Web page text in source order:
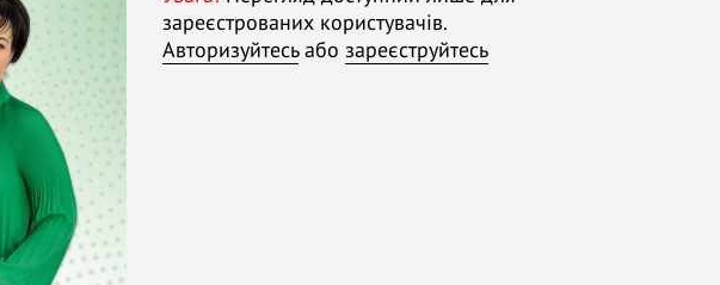
зареєстрованих користувачів.
Авторизуйтесьабо зареєструйтесь